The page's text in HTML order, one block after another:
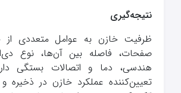
نتیجه‌گیری
ظرفیت خازن به عوامل متعددی
صفحات، فاصله بین آن‌ها، نوع
هندسی، دما و اتصالات بستگی
تعیین‌کننده عملکرد خازن در ذخیره